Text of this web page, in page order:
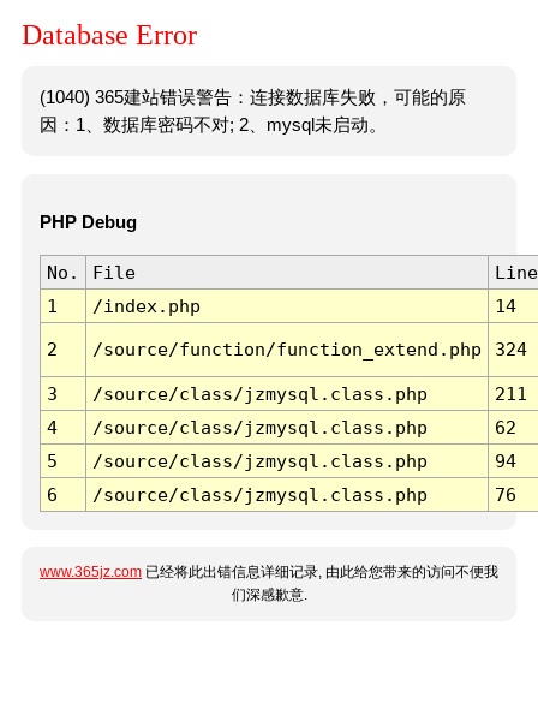
Database Error
(1040) 365建站错误警告：连接数据库失败，可能的原
因：1、数据库密码不对; 2、mysql未启动。
PHP Debug
No. File
Line
1
/index.php 14
2 /source/function/function_extend.php 324
3 /source/class/jzmysql.class.php
211
4
/source/class/jzmysql.class.php
62
5
/source/class/jzmysql.class.php
94
6
/source/class/jzmysql.class.php 76
www.365jz.com 已经将此出错信息详细记录, 由此给您带来的访问不便我
们深感歉意.